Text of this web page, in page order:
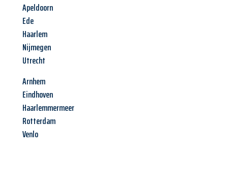
Apeldoorn
Ede
Haarlem
Nijmegen
Utrecht
Arnhem
Eindhoven
Haarlemmermeer
Rotterdam
Venlo